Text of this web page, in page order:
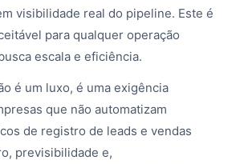
visibilidade real do pipeline. Este é
para qualquer operação
escala e eficiência.
é um luxo, é uma exigência
que não automatizam
de registro de leads e vendas
previsibilidade e,